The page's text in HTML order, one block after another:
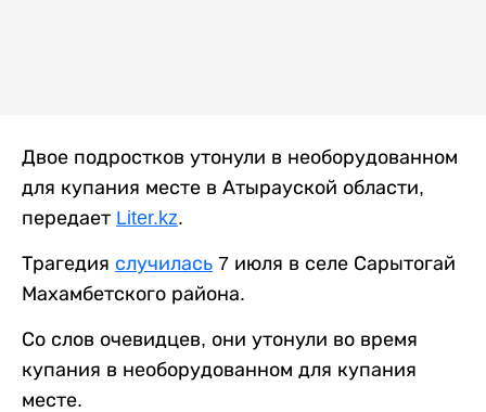
Двое подростков утонули в необорудованном
для купания месте в Атырауской области,
передает Liter.kz.
Трагедия случилась 7 июля в селе Сарытогай
Махамбетского района.
Со слов очевидцев, они утонули во время
купания в необорудованном для купания
месте.